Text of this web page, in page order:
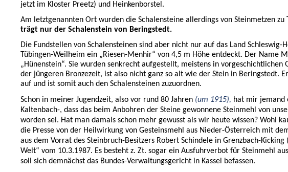
jetzt im Kloster Preetz) und Heinkenborstel.
Am letztgenannten Ort wurden die Schalensteine allerdings von Steinmetzen
trägt nur der Schalenstein von Beringstedt.
Die Fundstellen von Schalensteinen sind aber nicht nur auf das Land
Tübingen-Weilheim ein „Riesen-Menhir“ von 4,5 m Höhe entdeckt. Der Name
„Hünenstein“. Sie wurden senkrecht aufgestellt, meistens in
der jüngeren Bronzezeit, ist also nicht ganz so alt wie der Stein in Beringstedt.
auf und ist somit auch den Schalensteinen zuzuordnen.
Schon in meiner Jugendzeit, also vor rund 80 Jahren (um 1915), hat mir jemand
Kaltenbach-, dass das beim Anbohren der Steine gewonnene Steinmehl von
worden sei. Hat man damals schon mehr gewusst als wir heute wissen? Wohl
die Presse von der Heilwirkung von Gesteinsmehl aus Nieder-Österreich mit
aus dem Vorrat des Steinbruch-Besitzers Robert Schindele in Grenzbach-
Welt“ vom 10.3.1987. Es besteht z. Zt. sogar ein Ausfuhrverbot für Steinmehl
soll sich demnächst das Bundes-Verwaltungsgericht in Kassel befassen.